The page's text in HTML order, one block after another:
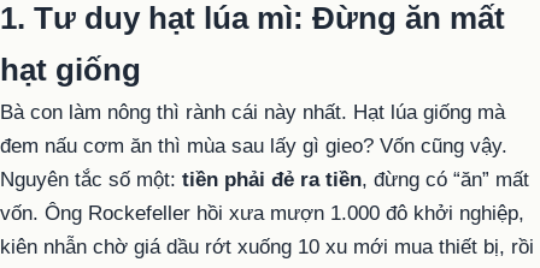
1. Tư duy hạt lúa mì: Đừng ăn mất
hạt giống
Bà con làm nông thì rành cái này nhất. Hạt lúa giống mà
đem nấu cơm ăn thì mùa sau lấy gì gieo? Vốn cũng vậy.
Nguyên tắc số một: tiền phải đẻ ra tiền, đừng có “ăn” mất
vốn. Ông Rockefeller hồi xưa mượn 1.000 đô khởi nghiệp,
kiên nhẫn chờ giá dầu rớt xuống 10 xu mới mua thiết bị, rồi